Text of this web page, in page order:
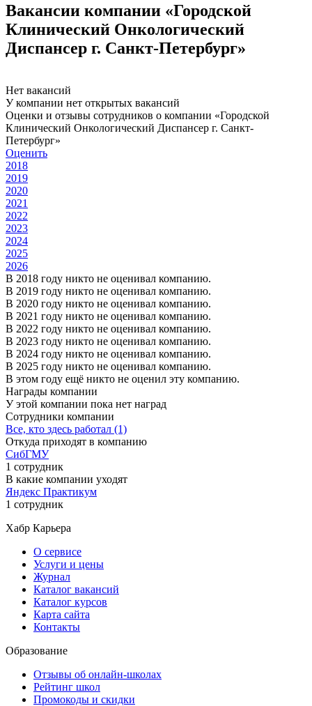
Вакансии компании «Городской
Клинический Онкологический
Диспансер г. Санкт-Петербург»
Нет вакансий
У компании нет открытых вакансий
Оценки и отзывы сотрудников о компании «Городской
Клинический Онкологический Диспансер г. Санкт-
Петербург»
Оценить
2018
2019
2020
2021
2022
2023
2024
2025
2026
В 2018 году никто не оценивал компанию.
В 2019 году никто не оценивал компанию.
В 2020 году никто не оценивал компанию.
В 2021 году никто не оценивал компанию.
В 2022 году никто не оценивал компанию.
В 2023 году никто не оценивал компанию.
В 2024 году никто не оценивал компанию.
В 2025 году никто не оценивал компанию.
В этом году ещё никто не оценил эту компанию.
Награды компании
У этой компании пока нет наград
Сотрудники компании
Все, кто здесь работал (1)
Откуда приходят в компанию
СибГМУ
1 сотрудник
В какие компании уходят
Яндекс Практикум
1 сотрудник
Хабр Карьера
О сервисе
Услуги и цены
Журнал
Каталог вакансий
Каталог курсов
Карта сайта
Контакты
Образование
Отзывы об онлайн-школах
Рейтинг школ
Промокоды и скидки